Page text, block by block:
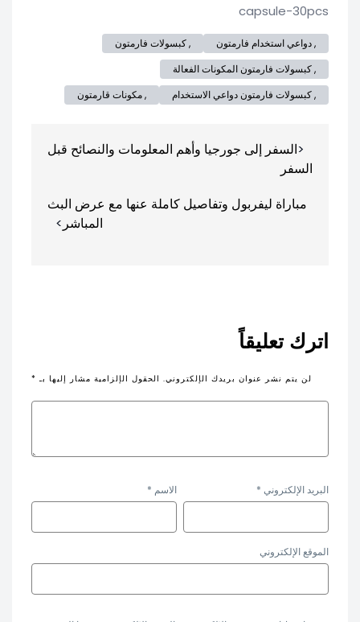
capsule-30pcs
, دواعي استخدام فارمتون
, كبسولات فارمتون
, كبسولات فارمتون المكونات الفعالة
, كبسولات فارمتون دواعي الاستخدام
, مكونات قارمتون
المقالاتالسفر إلى جورجيا وأهم المعلومات والنصائح قبل
السفر
مباراة ليفربول وتفاصيل كاملة عنها مع عرض البث
المباشر
اترك تعليقاً
لن يتم نشر عنوان بريدك الإلكتروني. الحقول الإلزامية مشار إليها بـ *
الاسم * البريد الإلكتروني *
الموقع الإلكتروني